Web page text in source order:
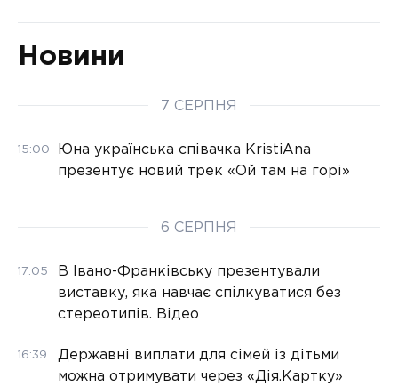
Новини
7 СЕРПНЯ
15:00
Юна українська співачка KristiAna
презентує новий трек «Ой там на горі»
6 СЕРПНЯ
17:05
В Івано-Франківську презентували
виставку, яка навчає спілкуватися без
стереотипів. Відео
16:39
Державні виплати для сімей із дітьми
можна отримувати через «Дія.Картку»